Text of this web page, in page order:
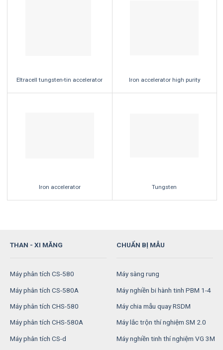
Eltracell tungsten-tin accelerator Iron accelerator high purity
Iron accelerator Tungsten
THAN - XI MĂNG
Máy phân tích CS-580
Máy phân tích CS-580A
Máy phân tích CHS-580
Máy phân tích CHS-580A
Máy phân tích CS-d
CHUẨN BỊ MẪU
Máy sàng rung
Máy nghiền bi hành tinh PBM 1-4
Máy chia mẫu quay RSDM
Máy lắc trộn thí nghiệm SM 2.0
Máy nghiền tinh thí nghiệm VG 3M